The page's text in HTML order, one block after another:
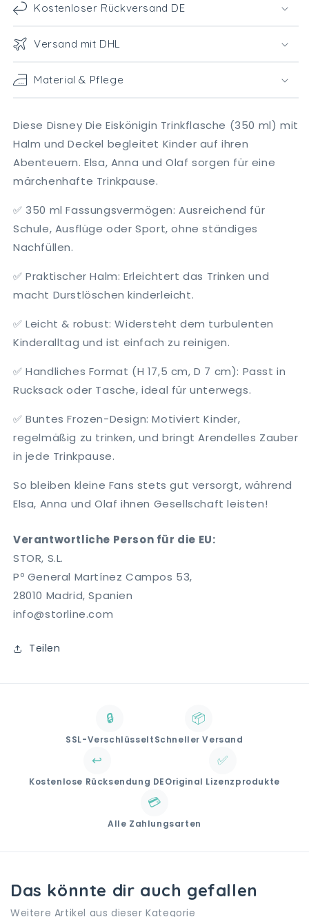
Kostenloser Rückversand DE
Versand mit DHL
Material & Pflege
Diese Disney Die Eiskönigin Trinkflasche (350 ml) mit
Halm und Deckel begleitet Kinder auf ihren
Abenteuern. Elsa, Anna und Olaf sorgen für eine
märchenhafte Trinkpause.
✅350 ml Fassungsvermögen: Ausreichend für
Schule, Ausflüge oder Sport, ohne ständiges
Nachfüllen.
✅Praktischer Halm: Erleichtert das Trinken und
macht Durstlöschen kinderleicht.
✅Leicht & robust: Widersteht dem turbulenten
Kinderalltag und ist einfach zu reinigen.
✅Handliches Format (H 17,5 cm, D 7 cm): Passt in
Rucksack oder Tasche, ideal für unterwegs.
✅Buntes Frozen-Design: Motiviert Kinder,
regelmäßig zu trinken, und bringt Arendelles Zauber
in jede Trinkpause.
So bleiben kleine Fans stets gut versorgt, während
Elsa, Anna und Olaf ihnen Gesellschaft leisten!
Verantwortliche Person für die EU:
STOR, S.L.
Pº General Martínez Campos 53,
28010 Madrid, Spanien
info@storline.com
Teilen
🔒
SSL-Verschlüsselt
📦
Schneller Versand
↩️
Kostenlose Rücksendung DE
✅
Original Lizenzprodukte
💳
Alle Zahlungsarten
Das könnte dir auch gefallen
Weitere Artikel aus dieser Kategorie